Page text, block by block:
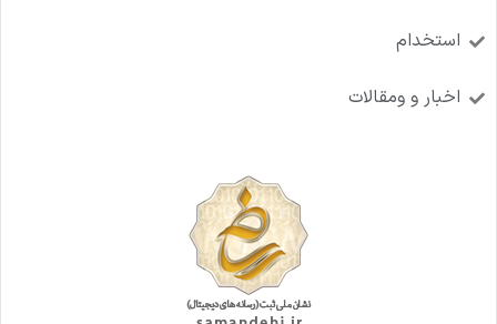
استخدام
اخبار و ومقالات